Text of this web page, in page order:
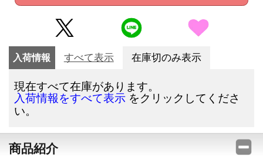
入荷情報 すべて表示 在庫切のみ表示
現在すべて在庫があります。
入荷情報をすべて表示 をクリックしてくださ
い。
商品紹介